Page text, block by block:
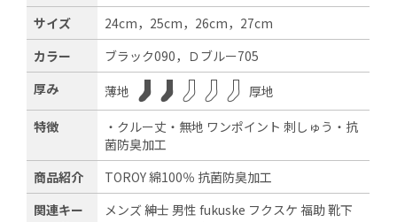
サイズ
24cm，25cm，26cm，27cm
カラー
ブラック090，Ｄブルー705
厚み
薄地
厚地
特徴
・クルー丈・無地 ワンポイント 刺しゅう・抗
菌防臭加工
商品紹介
TOROY 綿100％ 抗菌防臭加工
関連キー
メンズ 紳士 男性 fukuske フクスケ 福助 靴下